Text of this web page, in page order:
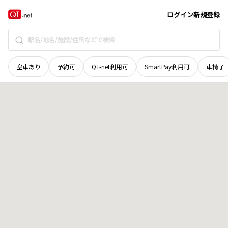
ログイン新規登録
空車あり 予約可 QT-net利用可 SmartPay利用可 車椅子
山口県